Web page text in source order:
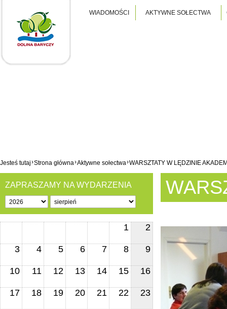
WIADOMOŚCI AKTYWNE SOŁECTWA
Jesteś tutaj›Strona główna›Aktywne sołectwa›WARSZTATY W LĘDZINIE
ZAPRASZAMY NA WYDARZENIA
1 2
3 4 5 6 7 8 9
10 11 12 13 14 15 16
17 18 19 20 21 22 23